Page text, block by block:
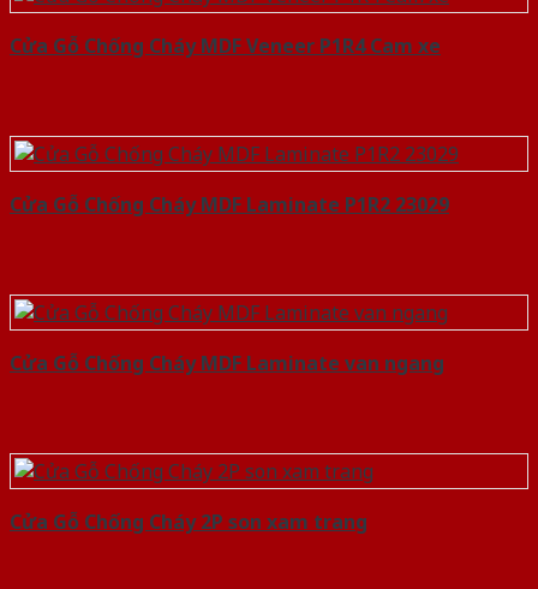
Cửa Gỗ Chống Cháy MDF Veneer P1R4 Cam xe
Cửa Gỗ Chống Cháy MDF Laminate P1R2 23029
Cửa Gỗ Chống Cháy MDF Laminate van ngang
Cửa Gỗ Chống Cháy 2P son xam trang